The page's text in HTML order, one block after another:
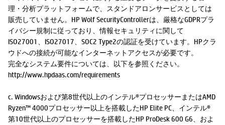
理・分析プラットフォームで、スタンドアロンサービスとしては
販売していません。HP Wolf SecurityControllerは、厳格なGDPRプラ
イバシー規制に従っており、情報セキュリティに関して
ISO27001、ISO27017、SOC2 Type2の認証を受けています。HPクラ
ウドへの接続が可能なインターネットアクセスが必要です。
完全なシステム要件については、以下を参照ください。
http://www.hpdaas.com/requirements
c. Windowsおよび第8世代以上のインテル®プロセッサーまたはAMD
Ryzen™ 4000プロセッサー以上を搭載したHP Elite PC、インテル®
第10世代以上のプロセッサーを搭載したHP ProDesk 600 G6、およ